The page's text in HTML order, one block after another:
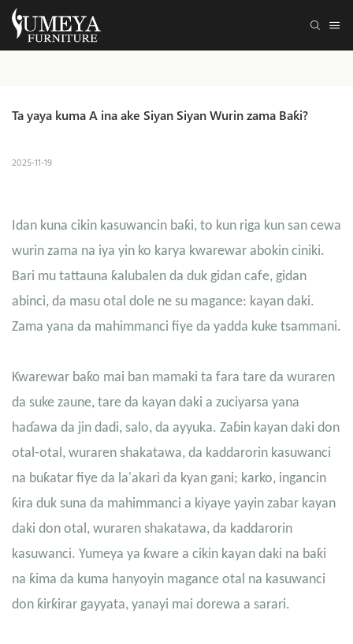
Ta yaya kuma A ina ake Siyan Siyan Wurin zama Baƙi?
2025-11-19
Idan kuna cikin kasuwancin baƙi, to kun riga kun san cewa
wurin zama na iya yin ko karya kwarewar abokin ciniki.
Bari mu tattauna ƙalubalen da duk gidan cafe, gidan
abinci, da masu otal dole ne su magance: kayan daki.
Zama yana da mahimmanci fiye da yadda kuke tsammani.
Ƙwarewar baƙo mai ban mamaki ta fara tare da wuraren
da suke zaune, tare da kayan daki a zuciyarsa yana
haɗawa da jin dadi, salo, da ayyuka. Zaɓin kayan daki don
otal-otal, wuraren shakatawa, da kaddarorin kasuwanci
na buƙatar fiye da la'akari da kyan gani; karko, ingancin
ƙira duk suna da mahimmanci a kiyaye yayin zabar kayan
daki don otal, wuraren shakatawa, da kaddarorin
kasuwanci. Yumeya ya ƙware a cikin kayan daki na baƙi
na ƙima da kuma hanyoyin magance otal na kasuwanci
don ƙirƙirar gayyata, yanayi mai dorewa a sarari.